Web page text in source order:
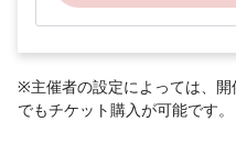
※主催者の設定によっては、
でもチケット購入が可能です。